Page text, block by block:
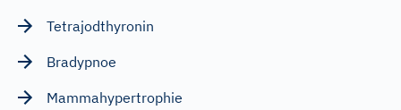
Tetrajodthyronin
Bradypnoe
Mammahypertrophie